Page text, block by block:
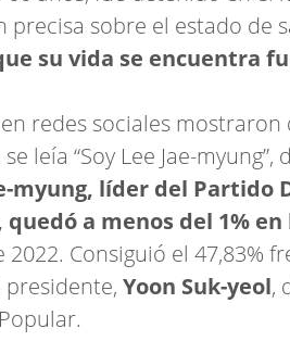
sobre el estado de
su vida se encuentra
redes sociales
leía “Soy Lee Jae-
myung, líder del Partido
a menos del 1%
2022. Consiguió el 47,83%
Yoon Suk-yeol,